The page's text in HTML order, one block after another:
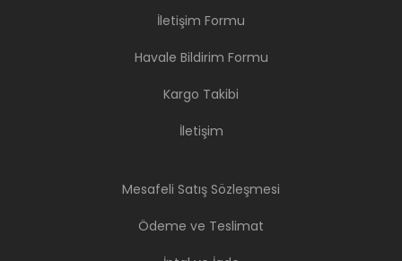
İletişim Formu
Havale Bildirim Formu
Kargo Takibi
İletişim
Mesafeli Satış Sözleşmesi
Ödeme ve Teslimat